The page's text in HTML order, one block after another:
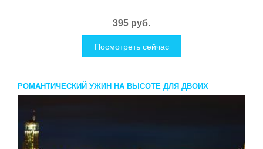
395 руб.
Посмотреть сейчас
РОМАНТИЧЕСКИЙ УЖИН НА ВЫСОТЕ ДЛЯ ДВОИХ